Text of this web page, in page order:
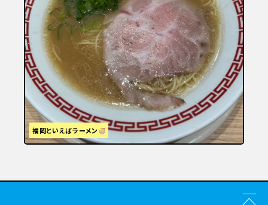
福岡といえばラーメン